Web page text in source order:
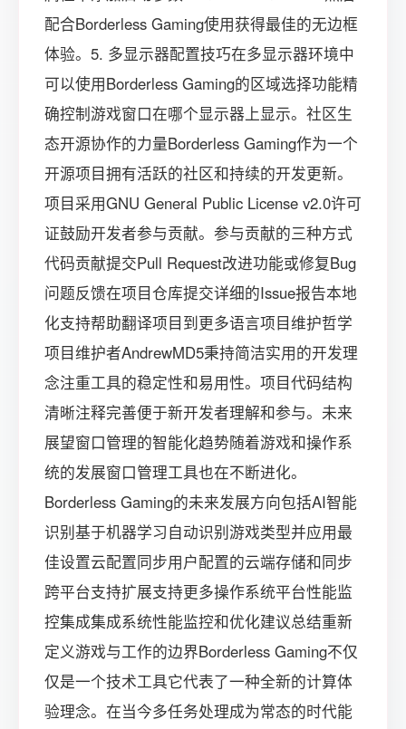
配合Borderless Gaming使用获得最佳的无边框
体验。5. 多显示器配置技巧在多显示器环境中
可以使用Borderless Gaming的区域选择功能精
确控制游戏窗口在哪个显示器上显示。社区生
态开源协作的力量Borderless Gaming作为一个
开源项目拥有活跃的社区和持续的开发更新。
项目采用GNU General Public License v2.0许可
证鼓励开发者参与贡献。参与贡献的三种方式
代码贡献提交Pull Request改进功能或修复Bug
问题反馈在项目仓库提交详细的Issue报告本地
化支持帮助翻译项目到更多语言项目维护哲学
项目维护者AndrewMD5秉持简洁实用的开发理
念注重工具的稳定性和易用性。项目代码结构
清晰注释完善便于新开发者理解和参与。未来
展望窗口管理的智能化趋势随着游戏和操作系
统的发展窗口管理工具也在不断进化。
Borderless Gaming的未来发展方向包括AI智能
识别基于机器学习自动识别游戏类型并应用最
佳设置云配置同步用户配置的云端存储和同步
跨平台支持扩展支持更多操作系统平台性能监
控集成集成系统性能监控和优化建议总结重新
定义游戏与工作的边界Borderless Gaming不仅
仅是一个技术工具它代表了一种全新的计算体
验理念。在当今多任务处理成为常态的时代能